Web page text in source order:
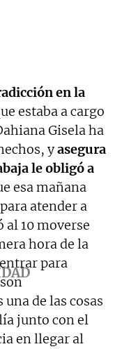
en la
estaba a cargo
Gisela ha
yasegura
le obligó a
esa mañana
atender a
al 10 moverse
hora de la
para
de las cosas
junto con el
en llegar al